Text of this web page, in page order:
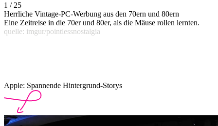
1 / 25
Herrliche Vintage-PC-Werbung aus den 70ern und 80ern
Eine Zeitreise in die 70er und 80er, als die Mäuse rollen lernten.
quelle: imgur/pointlessnostalgia
Apple: Spannende Hintergrund-Storys